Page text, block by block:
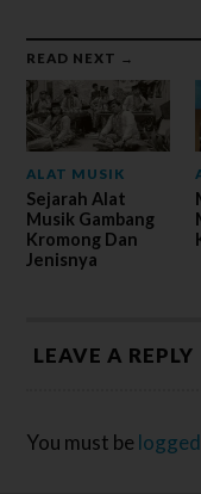
READ NEXT →
ALAT MUSIK
Sejarah Alat
Musik Gambang
Kromong Dan
Jenisnya
LEAVE A REPLY
You must be